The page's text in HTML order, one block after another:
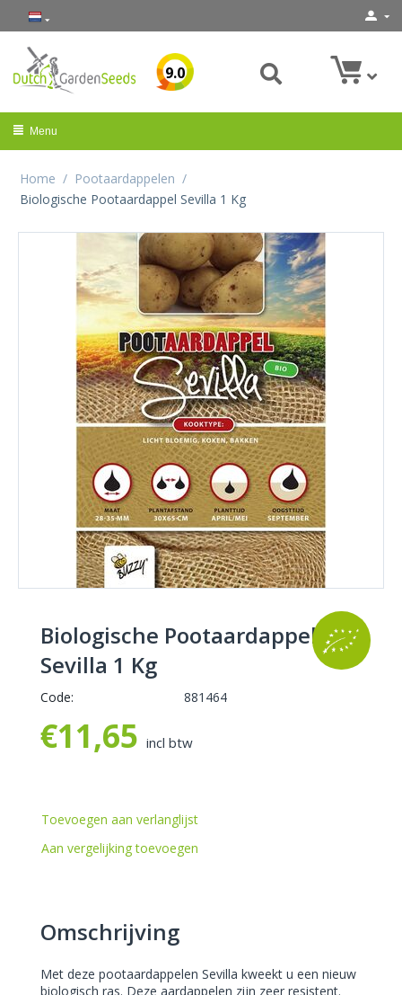
9.0
Menu
Home / Pootaardappelen /
Biologische Pootaardappel Sevilla 1 Kg
Biologische Pootaardappel
Sevilla 1 Kg
Code: 881464
€11,65 incl btw
Toevoegen aan verlanglijst
Aan vergelijking toevoegen
Omschrijving
Met deze pootaardappelen Sevilla kweekt u een nieuw
biologisch ras. Deze aardappelen zijn zeer resistent.